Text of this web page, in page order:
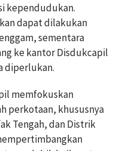
kependudukan.
dapat dilakukan
sementara
ke kantor Disdukcapil
diperlukan.
memfokuskan
perkotaan, khususnya
Tengah, dan Distrik